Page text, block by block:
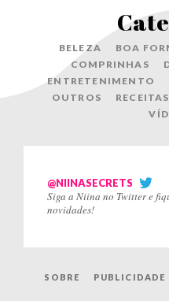
BELEZA BOA
COMPRINHAS
ENTRETENIMENTO
OUTROS
RECEITAS
@NIINASECRETS
Siga a Niina no Twitter e
novidades!
SOBRE PUBLICIDADE